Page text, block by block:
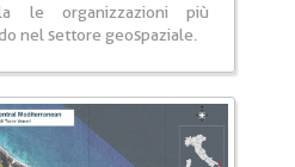
le organizzazioni più
nel settore geospaziale.